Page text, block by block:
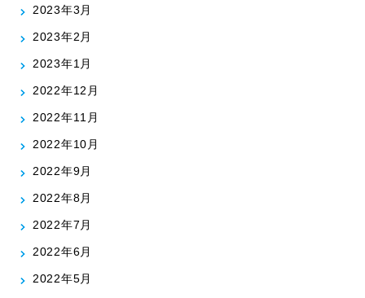
2023年3月
2023年2月
2023年1月
2022年12月
2022年11月
2022年10月
2022年9月
2022年8月
2022年7月
2022年6月
2022年5月